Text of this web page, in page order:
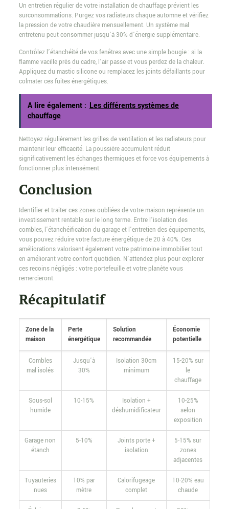
Un entretien régulier de votre installation de chauffage prévient les
surconsommations. Purgez vos radiateurs chaque automne et vérifiez
la pression de votre chaudière mensuellement. Un système mal
entretenu peut consommer jusqu’à 30% d’énergie supplémentaire.
Contrôlez l’étanchéité de vos fenêtres avec une simple bougie : si la
flamme vacille près du cadre, l’air passe et vous perdez de la chaleur.
Appliquez du mastic silicone ou remplacez les joints défaillants pour
colmater ces fuites énergétiques.
A lire également : Les différents systèmes de
chauffage
Nettoyez régulièrement les grilles de ventilation et les radiateurs pour
maintenir leur efficacité. La poussière accumulent réduit
significativement les échanges thermiques et force vos équipements à
fonctionner plus intensément.
Conclusion
Identifier et traiter ces zones oubliées de votre maison représente un
investissement rentable sur le long terme. Entre l’isolation des
combles, l’étanchéification du garage et l’entretien des équipements,
vous pouvez réduire votre facture énergétique de 20 à 40%. Ces
améliorations valorisent également votre patrimoine immobilier tout
en améliorant votre confort quotidien. N’attendez plus pour explorer
ces recoins négligés : votre portefeuille et votre planète vous
remercieront.
Récapitulatif
Zone de la
maison
Perte
énergétique
Solution
recommandée
Économie
potentielle
Combles
mal isolés
Jusqu’à
30%
Isolation 30cm
minimum
15-20% sur
le
chauffage
Sous-sol
humide
10-15%
Isolation +
déshumidificateur
10-25%
selon
exposition
Garage non
étanch
5-10%
Joints porte +
isolation
5-15% sur
zones
adjacentes
Tuyauteries
nues
10% par
mètre
Calorifugeage
complet
10-20% eau
chaude